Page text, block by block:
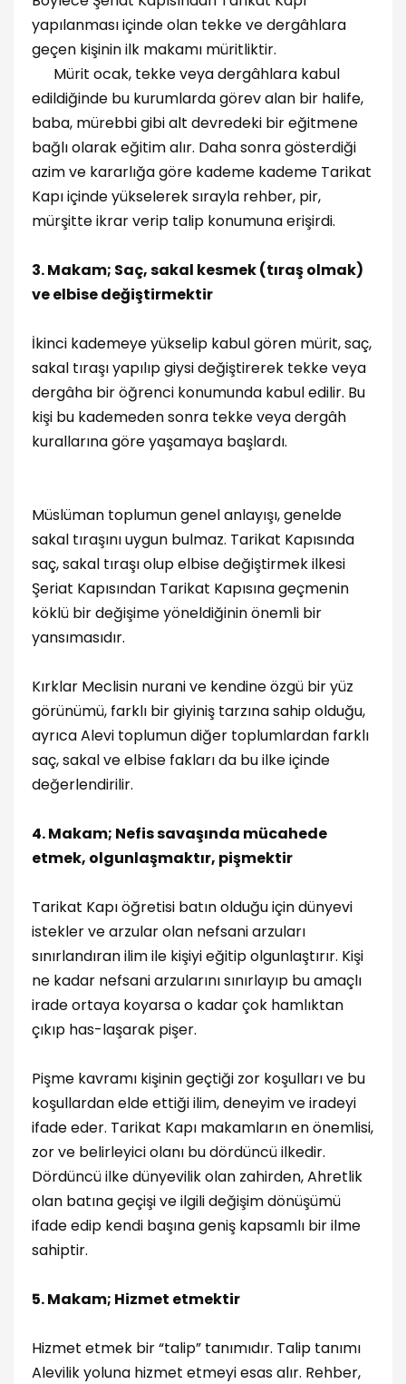
yapılanması içinde olan tekke ve dergâhlara
geçen kişinin ilk makamı müritliktir.
Mürit ocak, tekke veya dergâhlara kabul
edildiğinde bu kurumlarda görev alan bir halife,
baba, mürebbi gibi alt devredeki bir eğitmene
bağlı olarak eğitim alır. Daha sonra gösterdiği
azim ve kararlığa göre kademe kademe Tarikat
Kapı içinde yükselerek sırayla rehber, pir,
mürşitte ikrar verip talip konumuna erişirdi.
3. Makam; Saç, sakal kesmek (tıraş olmak)
ve elbise değiştirmektir
İkinci kademeye yükselip kabul gören mürit, saç,
sakal tıraşı yapılıp giysi değiştirerek tekke veya
dergâha bir öğrenci konumunda kabul edilir. Bu
kişi bu kademeden sonra tekke veya dergâh
kurallarına göre yaşamaya başlardı.
Müslüman toplumun genel anlayışı, genelde
sakal tıraşını uygun bulmaz. Tarikat Kapısında
saç, sakal tıraşı olup elbise değiştirmek ilkesi
Şeriat Kapısından Tarikat Kapısına geçmenin
köklü bir değişime yöneldiğinin önemli bir
yansımasıdır.
Kırklar Meclisin nurani ve kendine özgü bir yüz
görünümü, farklı bir giyiniş tarzına sahip olduğu,
ayrıca Alevi toplumun diğer toplumlardan farklı
saç, sakal ve elbise fakları da bu ilke içinde
değerlendirilir.
4. Makam; Nefis savaşında mücahede
etmek, olgunlaşmaktır, pişmektir
Tarikat Kapı öğretisi batın olduğu için dünyevi
istekler ve arzular olan nefsani arzuları
sınırlandıran ilim ile kişiyi eğitip olgunlaştırır. Kişi
ne kadar nefsani arzularını sınırlayıp bu amaçlı
irade ortaya koyarsa o kadar çok hamlıktan
çıkıp has-laşarak pişer.
Pişme kavramı kişinin geçtiği zor koşulları ve bu
koşullardan elde ettiği ilim, deneyim ve iradeyi
ifade eder. Tarikat Kapı makamların en önemlisi,
zor ve belirleyici olanı bu dördüncü ilkedir.
Dördüncü ilke dünyevilik olan zahirden, Ahretlik
olan batına geçişi ve ilgili değişim dönüşümü
ifade edip kendi başına geniş kapsamlı bir ilme
sahiptir.
5. Makam; Hizmet etmektir
Hizmet etmek bir “talip” tanımıdır. Talip tanımı
Alevilik yoluna hizmet etmeyi esas alır. Rehber,